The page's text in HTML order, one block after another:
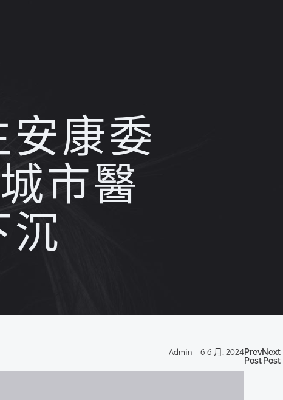
安康委
市醫
沉
Admin - 6 6 月, 2024Previous
Post
Next
Post